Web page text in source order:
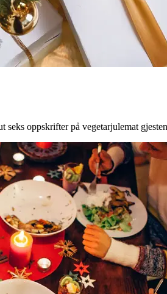
oppskrifter på vegetarjulemat